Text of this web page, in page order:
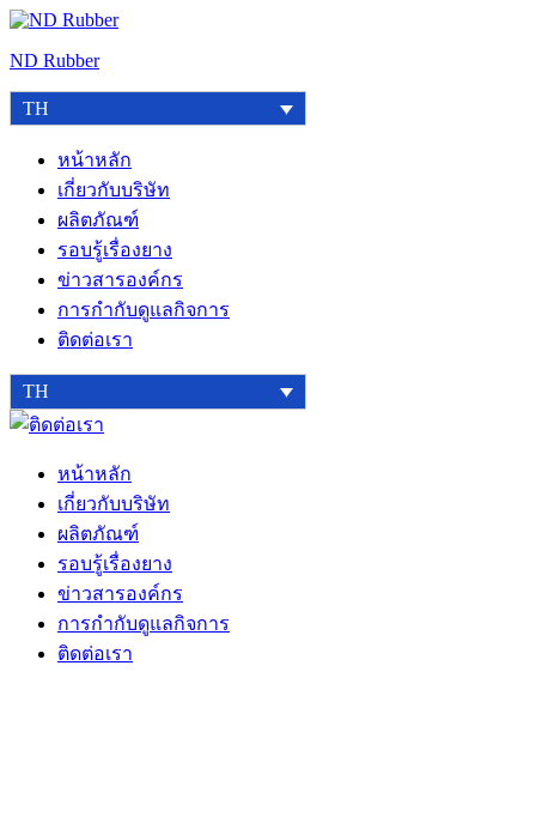
Skip
content
ND Rubber
TH
หน้าหลัก
เกี่ยวกับบริษัท
ผลิตภัณฑ์
รอบรู้เรื่องยาง
ข่าวสารองค์กร
การกำกับดูแลกิจการ
ติดต่อเรา
TH
ติดต่อ
หน้าหลัก
เกี่ยวกับบริษัท
ผลิตภัณฑ์
รอบรู้เรื่องยาง
ข่าวสารองค์กร
การกำกับดูแลกิจการ
ติดต่อเรา